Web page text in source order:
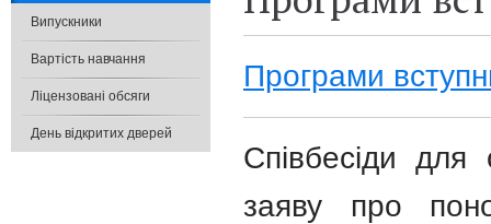
Програми
Співбесіди для
заяву про
Випускники
Вартість навчання
Ліцензовані обсяги
День відкритих дверей